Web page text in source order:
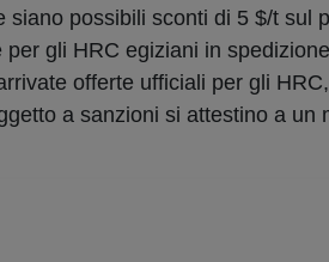
possibili sconti di 5 $/t sul
gli HRC egiziani in
offerte ufficiali per gli
a sanzioni si attestino a un